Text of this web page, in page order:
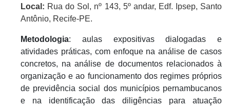
Local: Rua do Sol, nº 143, 5º andar, Edf. Ipsep, Santo
Antônio, Recife-PE.
Metodologia: aulas expositivas dialogadas e
atividades práticas, com enfoque na análise de casos
concretos, na análise de documentos relacionados à
organização e ao funcionamento dos regimes próprios
de previdência social dos municípios pernambucanos
e na identificação das diligências para atuação